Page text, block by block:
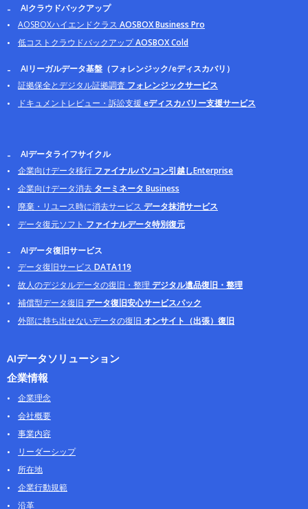
AIクラウドバックアップ
AOSBOXハイエンドクラス AOSBOX Business Pro
低コストクラウドバックアップAOSBOX Cold
AIリーガルデータ基盤（フォレンジック/eディスカバリ）
証拠保全とデジタル証拠調査 フォレンジックサービス
ドキュメントレビュー・訴訟支援 eディスカバリー支援サービス
AIデータライフサイクル
企業向けデータ移行 ファイナルパソコン引越しEnterprise
企業向けデータ消去 ターミネータ Business
廃棄・リユース時に消去サービス データ抹消サービス
データ復元ソフト ファイナルデータ特別復元
AIデータ復旧サービス
データ復旧サービス DATA119
故人のデジタルデータの復旧・整理 デジタル遺品復旧・整理
補償型データ復旧 データ復旧安心サービスパック
外部に持ち出せないデータの復旧 オンサイト（出張）復旧
AIデータソリューション
企業情報
企業理念
会社概要
事業内容
リーダーシップ
所在地
企業行動規範
沿革